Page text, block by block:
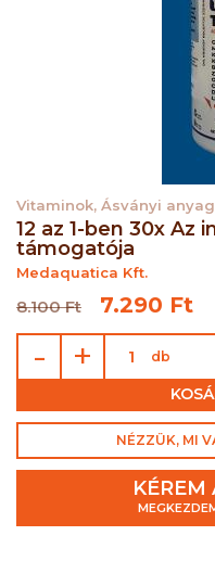
Vitaminok, Ásványi
12 az 1-ben 30x Az
támogatója
Medaquatica Kft.
8.100 Ft 7.290 Ft
+
- db
NÉZZÜK, MI
KÉREM